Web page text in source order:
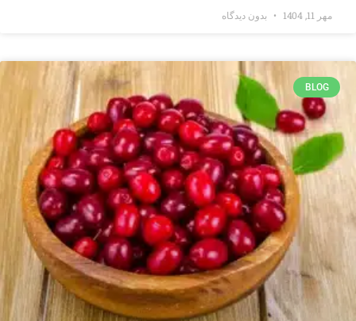
مهر 11, 1404 بدون دیدگاه
BLOG